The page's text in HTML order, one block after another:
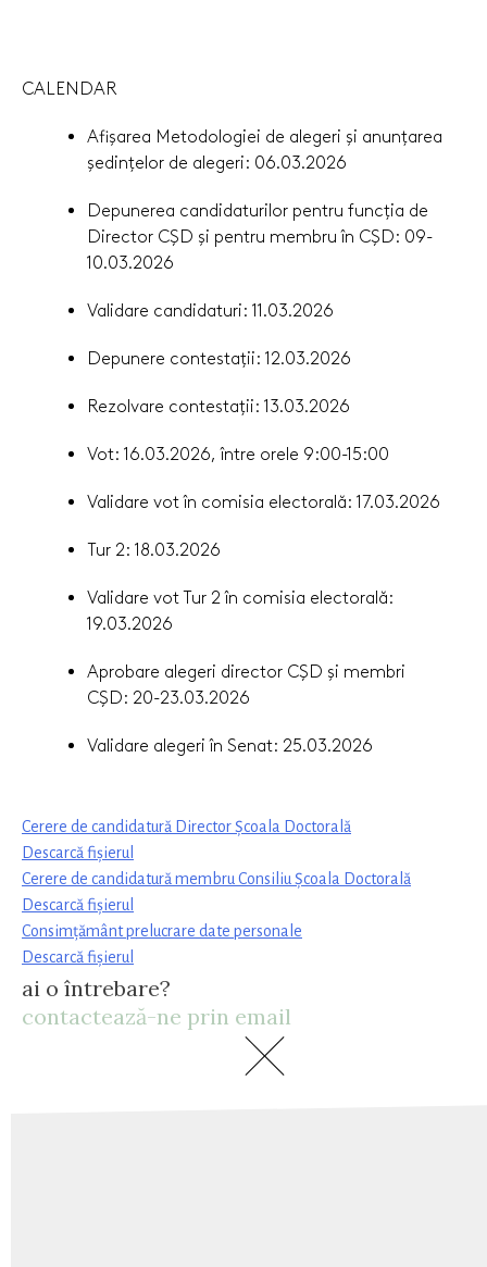
CALENDAR
Afișarea Metodologiei de alegeri și anunțarea
ședințelor de alegeri: 06.03.2026
Depunerea candidaturilor pentru funcția de
Director CȘD și pentru membru în CȘD: 09-
10.03.2026
Validare candidaturi: 11.03.2026
Depunere contestații: 12.03.2026
Rezolvare contestații: 13.03.2026
Vot: 16.03.2026, între orele 9:00-15:00
Validare vot în comisia electorală: 17.03.2026
Tur 2: 18.03.2026
Validare vot Tur 2 în comisia electorală:
19.03.2026
Aprobare alegeri director CȘD și membri
CȘD: 20-23.03.2026
Validare alegeri în Senat: 25.03.2026
Cerere de candidatură Director Școala Doctorală
Descarcă fișierul
Cerere de candidatură membru Consiliu Școala Doctorală
Descarcă fișierul
Consimțământ prelucrare date personale
Descarcă fișierul
Declarație îndeplinire standarde
Descarcă fișierul
ai o întrebare?
contactează-ne prin email